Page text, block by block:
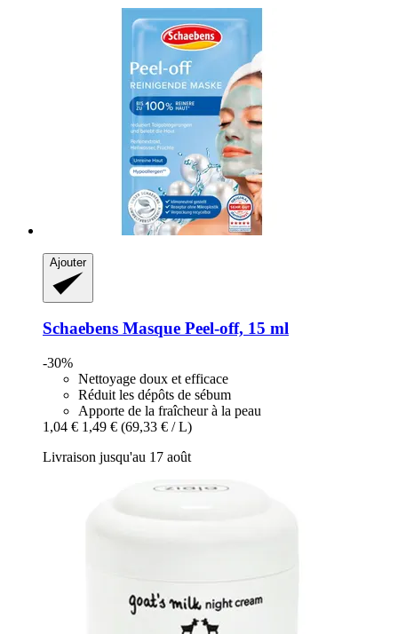
Ajouter
Schaebens Masque Peel-​off, 15 ml
-30%
Nettoyage doux et efficace
Réduit les dépôts de sébum
Apporte de la fraîcheur à la peau
1,04 € 1,49 € (69,33 € / L)
Livraison jusqu'au 17 août